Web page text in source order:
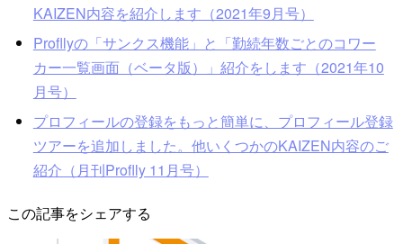
KAIZEN内容を紹介します（2021年9月号）
Profllyの「サンクス機能」と「勤続年数ごとのコワー
カー一覧画面（ベータ版）」紹介をします（2021年10
月号）
プロフィールの登録をもっと簡単に、プロフィール登録
ツアーを追加しました。他いくつかのKAIZEN内容のご
紹介（月刊Proflly 11月号）
この記事をシェアする